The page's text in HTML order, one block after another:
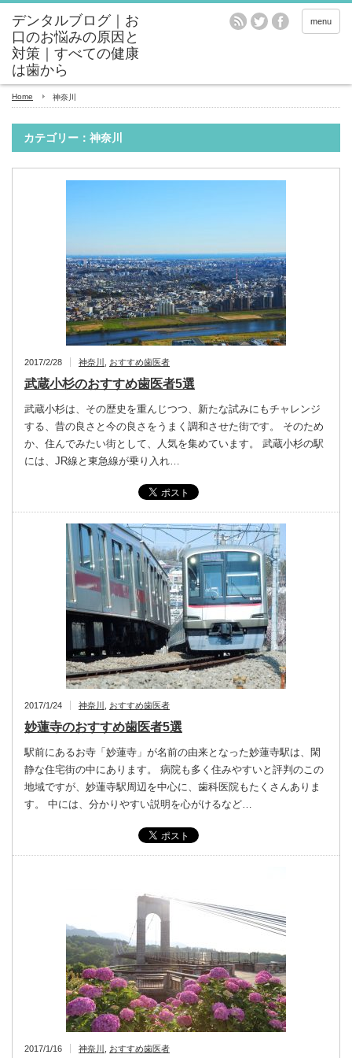
menu
Home 神奈川
カテゴリー：神奈川
2017/2/28 神奈川 おすすめ歯医者
武蔵小杉のおすすめ歯医者5選
武蔵小杉は、その歴史を重んじつつ、新たな試みにもチャレンジ
する、昔の良さと今の良さをうまく調和させた街です。 そのため
か、住んでみたい街として、人気を集めています。 武蔵小杉の駅
には、JR線と東急線が乗り入れ…
2017/1/24 神奈川 おすすめ歯医者
妙蓮寺のおすすめ歯医者5選
駅前にあるお寺「妙蓮寺」が名前の由来となった妙蓮寺駅は、閑
静な住宅街の中にあります。 病院も多く住みやすいと評判のこの
地域ですが、妙蓮寺駅周辺を中心に、歯科医院もたくさんありま
す。 中には、分かりやすい説明を心がけるなど…
2017/1/16 神奈川 おすすめ歯医者